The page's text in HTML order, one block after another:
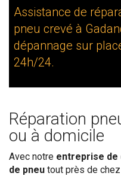
Assistance de
pneu crevé à
dépannage sur
24h/24.
Réparation
ou à domicile
Avec notre entreprise de
de pneu tout près de